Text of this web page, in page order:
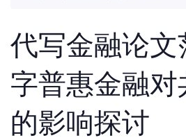
代写金融论文
字普惠金融
的影响探讨